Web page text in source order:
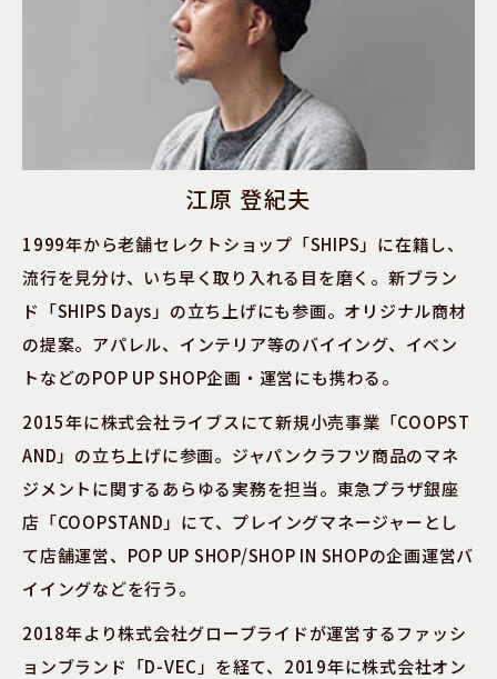
江原 登紀夫
1999年から老舗セレクトショップ「SHIPS」に在籍し、
流行を見分け、いち早く取り入れる目を磨く。新ブラン
ド「SHIPS Days」の立ち上げにも参画。オリジナル商材
の提案。アパレル、インテリア等のバイイング、イベン
トなどのPOP UP SHOP企画・運営にも携わる。
2015年に株式会社ライブスにて新規小売事業「COOPST
AND」の立ち上げに参画。ジャパンクラフツ商品のマネ
ジメントに関するあらゆる実務を担当。東急プラザ銀座
店「COOPSTAND」にて、プレイングマネージャーとし
て店舗運営、POP UP SHOP/SHOP IN SHOPの企画運営バ
イイングなどを行う。
2018年より株式会社グローブライドが運営するファッシ
ョンブランド「D-VEC」を経て、2019年に株式会社オン